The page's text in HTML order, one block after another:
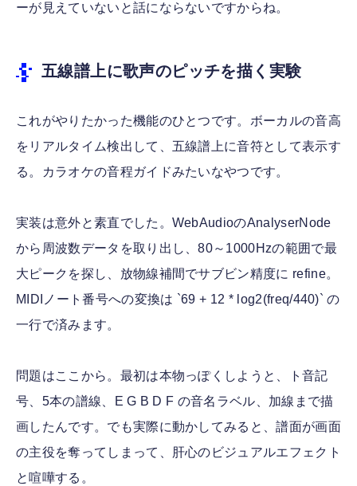
ーが見えていないと話にならないですからね。
五線譜上に歌声のピッチを描く実験
これがやりたかった機能のひとつです。ボーカルの音高
をリアルタイム検出して、五線譜上に音符として表示す
る。カラオケの音程ガイドみたいなやつです。
実装は意外と素直でした。WebAudioのAnalyserNode
から周波数データを取り出し、80～1000Hzの範囲で最
大ピークを探し、放物線補間でサブビン精度に refine。
MIDIノート番号への変換は `69 + 12 * log2(freq/440)` の
一行で済みます。
問題はここから。最初は本物っぽくしようと、ト音記
号、5本の譜線、E G B D F の音名ラベル、加線まで描
画したんです。でも実際に動かしてみると、譜面が画面
の主役を奪ってしまって、肝心のビジュアルエフェクト
と喧嘩する。